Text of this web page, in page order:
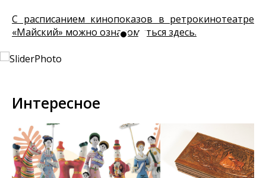
С расписанием кинопоказов в ретрокинотеатре
«Майский» можно ознакомиться здесь.
Интересное